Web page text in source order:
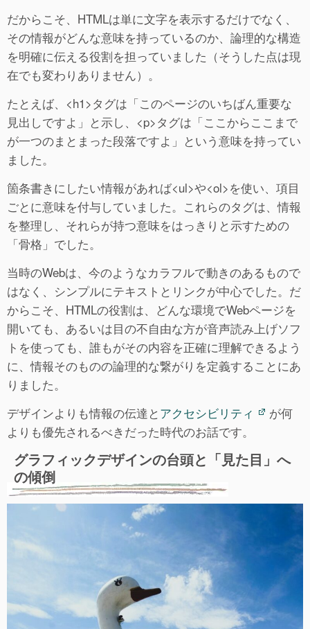
だからこそ、HTMLは単に文字を表示するだけでなく、
その情報がどんな意味を持っているのか、論理的な構造
を明確に伝える役割を担っていました（そうした点は現
在でも変わりありません）。
たとえば、<h1>タグは「このページのいちばん重要な
見出しですよ」と示し、<p>タグは「ここからここまで
が一つのまとまった段落ですよ」という意味を持ってい
ました。
箇条書きにしたい情報があれば<ul>や<ol>を使い、項目
ごとに意味を付与していました。これらのタグは、情報
を整理し、それらが持つ意味をはっきりと示すための
「骨格」でした。
当時のWebは、今のようなカラフルで動きのあるもので
はなく、シンプルにテキストとリンクが中心でした。だ
からこそ、HTMLの役割は、どんな環境でWebページを
開いても、あるいは目の不自由な方が音声読み上げソフ
トを使っても、誰もがその内容を正確に理解できるよう
に、情報そのものの論理的な繋がりを定義することにあ
りました。
デザインよりも情報の伝達とアクセシビリティ
が何
よりも優先されるべきだった時代のお話です。
グラフィックデザインの台頭と「見た目」へ
の傾倒